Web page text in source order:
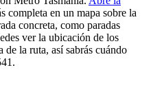
completa en un mapa sobre la
concreta, como paradas
ver la ubicación de los
la ruta, así sabrás cuándo